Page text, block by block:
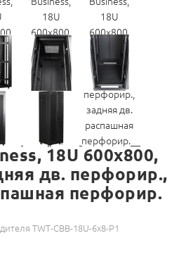
18U 600x800,
дв. перфорир.,
перфорир.
TWT-CBB-18U-6x8-P1